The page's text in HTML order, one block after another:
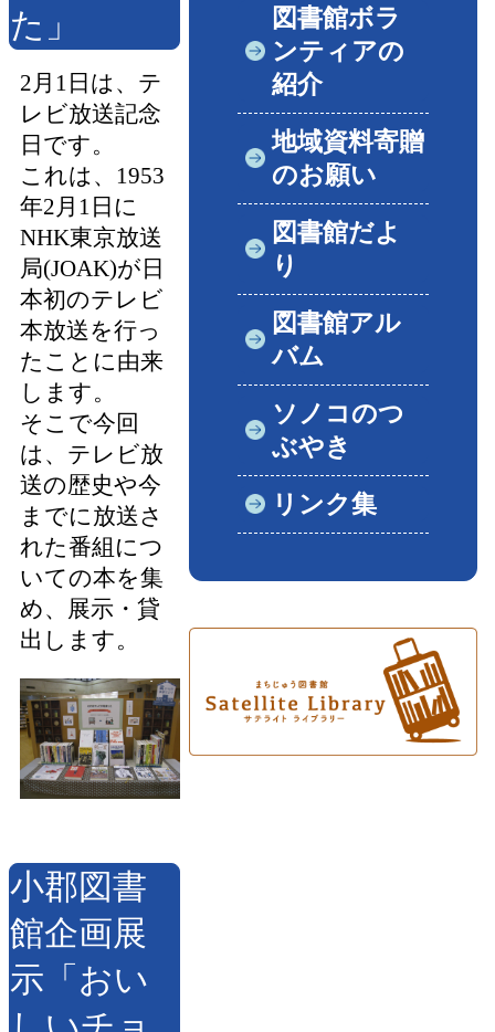
た」
2月1日は、テ
レビ放送記念
日です。
これは、1953
年2月1日に
NHK東京放送
局(JOAK)が日
本初のテレビ
本放送を行っ
たことに由来
します。
そこで今回
は、テレビ放
送の歴史や今
までに放送さ
れた番組につ
いての本を集
め、展示・貸
出します。
小郡図書
館企画展
示「おい
図書館ボラ
ンティアの
紹介
地域資料寄贈
のお願い
図書館だよ
り
図書館アル
バム
ソノコのつ
ぶやき
リンク集